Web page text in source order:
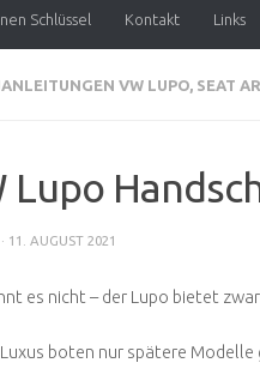
Schlüssel Kontakt Links
VW LUPO, SEAT
Lupo
· 11. AUGUST 2021
es nicht – der Lupo bietet
boten nur spätere Modelle